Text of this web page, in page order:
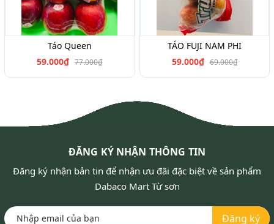
Táo Queen
59.000₫ 77.000₫
TÁO FUJI NAM PHI
59.000₫ 69.000₫
ĐĂNG KÝ NHẬN THÔNG TIN
Đăng ký nhận bản tin để nhận ưu đãi đặc biệt về sản phẩm
Dabaco Mart Từ sơn
Đăng ký